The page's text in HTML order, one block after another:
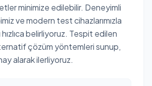
minimize edilebilir. Deneyimli
ve modern test cihazlarımızla
hızlıca belirliyoruz. Tespit edilen
çözüm yöntemleri sunup,
alarak ilerliyoruz.